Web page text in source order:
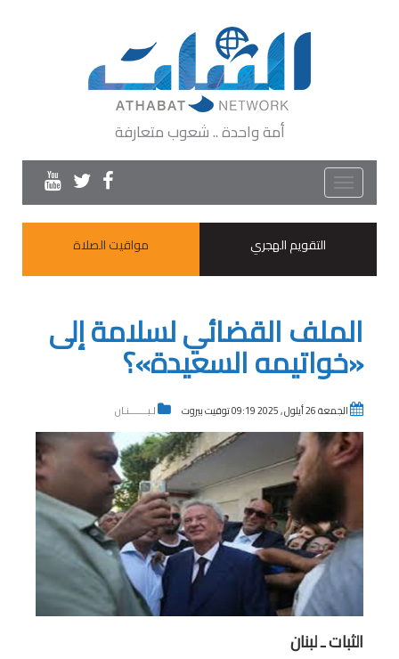
أمة واحدة .. شعوب متعارفة
Toggle
navigation
التقويم الهجري
مواقيت الصلاة
الملف القضائي لسلامة إلى
«خواتيمه السعيدة»؟
الجمعة 26 أيلول , 2025 09:19 توقيت بيروت لـبـــــــنـان
الثبات ـ لبنان